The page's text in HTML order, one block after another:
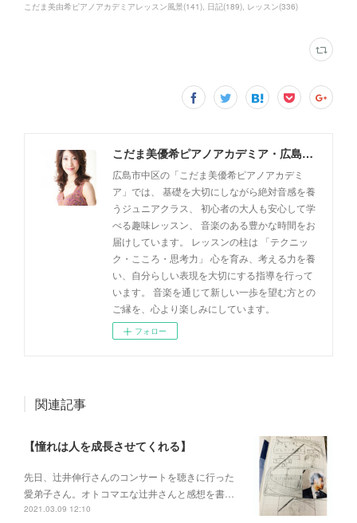
こだま美由希ピアノアカデミアレッスン風景(141) 日記(189) レッスン(336)
こだま美優希ピアノアカデミア・広島市中区
広島市中区の「こだま美優希ピアノアカデミ
ア」では、 基礎を大切にしながら絶対音感を養
うジュニアクラス、 初心者の大人も安心して学
べる趣味レッスン、 音楽のある豊かな時間をお
届けしています。 レッスンの柱は 「テクニッ
ク・こころ・思考力」 心を育み、考える力を養
い、自分らしい表現を大切にする指導を行って
います。 音楽を通じて新しい一歩を望む方との
ご縁を、心より楽しみにしています。
フォロー
関連記事
【憧れは人を成長させてくれる】
先日、辻井伸行さんのコンサートを 聴きに行った
愛弟子さん。 オトコマエな辻井さんと 感想を書…
2021.03.09 12:10